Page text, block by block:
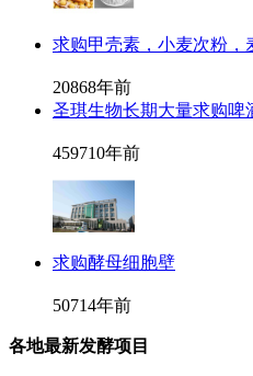
求购甲壳素，小麦次粉，
20868年前
圣琪生物长期大量求购啤
459710年前
求购酵母细胞壁
50714年前
各地最新发酵项目